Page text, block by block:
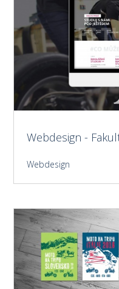
Webdesign -
Webdesign